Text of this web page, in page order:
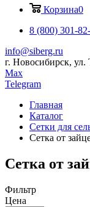
Корзина0
8 (800) 301-
info@siberg.ru
г. Новосибирск, ул.
Max
Telegram
Главная
Каталог
Сетки для
Сетка от
Сетка от
Фильтр
Цена